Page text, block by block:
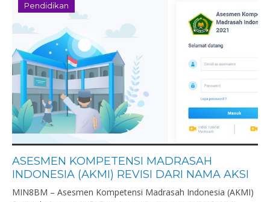
Pendidikan
ASESMEN KOMPETENSI MADRASAH
INDONESIA (AKMI) REVISI DARI NAMA AKSI
MIN8BM – Asesmen Kompetensi Madrasah Indonesia (AKMI)